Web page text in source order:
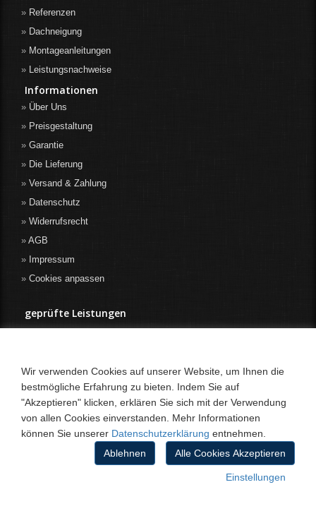
Referenzen
Dachneigung
Montageanleitungen
Leistungsnachweise
Informationen
Über Uns
Preisgestaltung
Garantie
Die Lieferung
Versand & Zahlung
Datenschutz
Widerrufsrecht
AGB
Impressum
Cookies anpassen
geprüfte Leistungen
Wir verwenden Cookies auf unserer Website, um Ihnen die
bestmögliche Erfahrung zu bieten. Indem Sie auf
"Akzeptieren" klicken, erklären Sie sich mit der Verwendung
von allen Cookies einverstanden. Mehr Informationen
können Sie unserer Datenschutzerklärung entnehmen.
Alle Cookies Akzeptieren
Ablehnen
Einstellungen